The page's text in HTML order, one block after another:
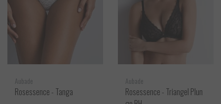
Aubade
Rosessence - Tanga
Aubade
Rosessence - Triangel Plun